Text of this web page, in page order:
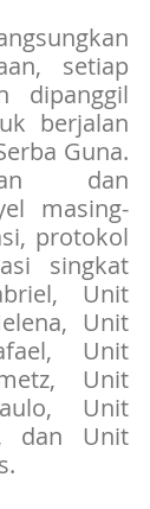
setiap
dipanggil
berjalan
Guna.
dan
masing-
protokol
singkat
Unit
Unit
Unit
Unit
Unit
dan Unit